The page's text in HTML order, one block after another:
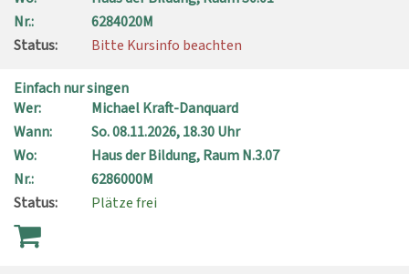
Nr.:
6284020M
Status:
Bitte Kursinfo beachten
Einfach nur singen
Wer:
Michael Kraft-Danquard
Wann:
So.08.11.2026, 18.30 Uhr
Wo:
Haus der Bildung, Raum N.3.07
Nr.:
6286000M
Status:
Plätze frei